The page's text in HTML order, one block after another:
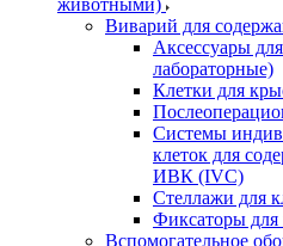
животными)
Виварий для
Аксессуары
лабораторные)
Клетки для
Системы
клеток для
ИВК (IVC)
Стеллажи для
Фиксаторы для
Вспомогательное